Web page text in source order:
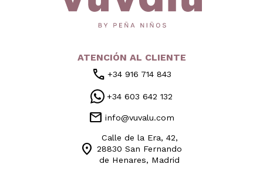
ATENCIÓN AL CLIENTE
call +34 916 714 843
+34 603 642 132
mail info@vuvalu.com
location_on
Calle de la Era, 42,
28830 San Fernando
de Henares, Madrid